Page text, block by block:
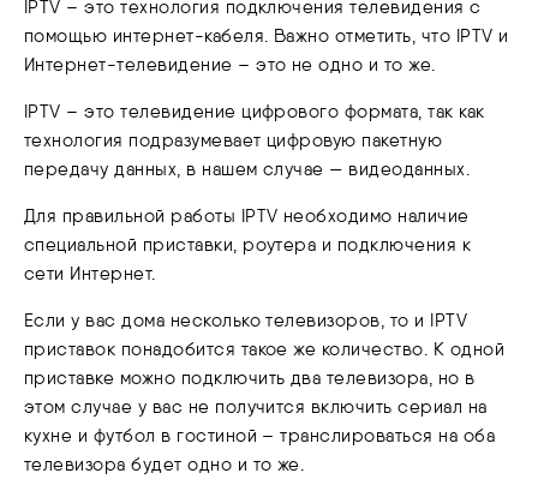
IPTV – это технология подключения телевидения с
помощью интернет-кабеля. Важно отметить, что IPTV и
Интернет-телевидение – это не одно и то же.
IPTV – это телевидение цифрового формата, так как
технология подразумевает цифровую пакетную
передачу данных, в нашем случае — видеоданных.
Для правильной работы IPTV необходимо наличие
специальной приставки, роутера и подключения к
сети Интернет.
Если у вас дома несколько телевизоров, то и IPTV
приставок понадобится такое же количество. К одной
приставке можно подключить два телевизора, но в
этом случае у вас не получится включить сериал на
кухне и футбол в гостиной – транслироваться на оба
телевизора будет одно и то же.